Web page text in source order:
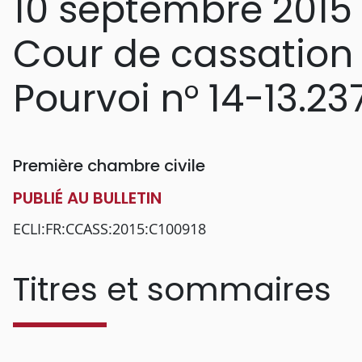
Cour de cassation
Pourvoi n° 14-
Première chambre civile
PUBLIÉ AU BULLETIN
ECLI:FR:CCASS:2015:C100918
Titres et sommaires